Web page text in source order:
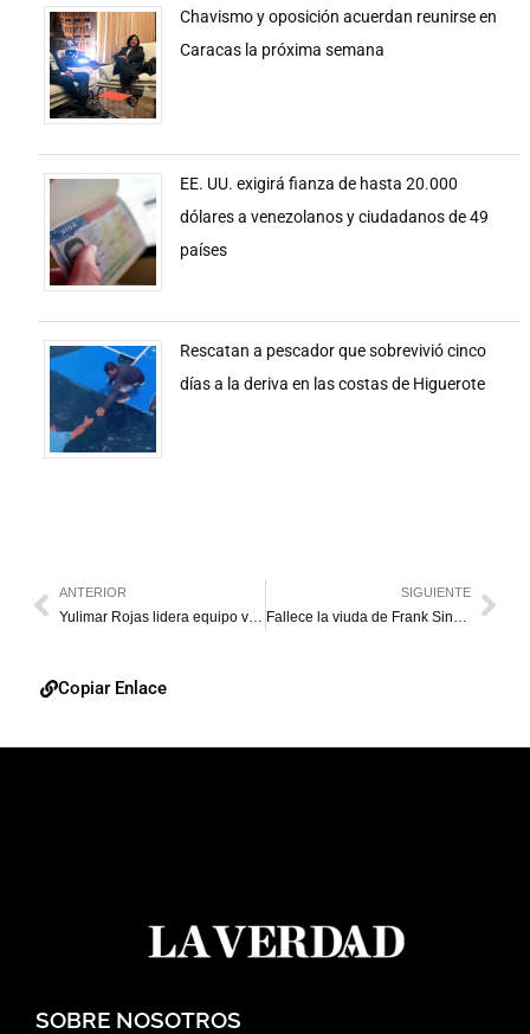
Chavismo y oposición acuerdan reunirse en
Caracas la próxima semana
EE. UU. exigirá fianza de hasta 20.000
dólares a venezolanos y ciudadanos de 49
países
Rescatan a pescador que sobrevivió cinco
días a la deriva en las costas de Higuerote
ANTERIOR
Yulimar Rojas lidera equipo venezolano de Londres 2017
SIGUIENTE
Fallece la viuda de Frank Sinatra
Copiar Enlace
SOBRE NOSOTROS